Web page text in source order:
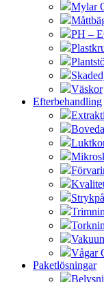
Mylar
PH –
Väskor
Efterbehandling
Vågar
Paketlösningar